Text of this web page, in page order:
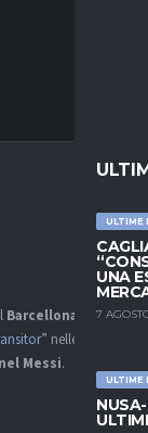
ULTIME
UNA
7
ULTIME
Barcellona
, ha
” nelle quali
Messi.